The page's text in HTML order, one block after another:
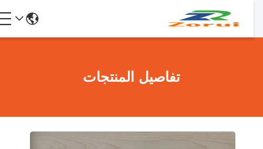
تفاصيل المنتجات